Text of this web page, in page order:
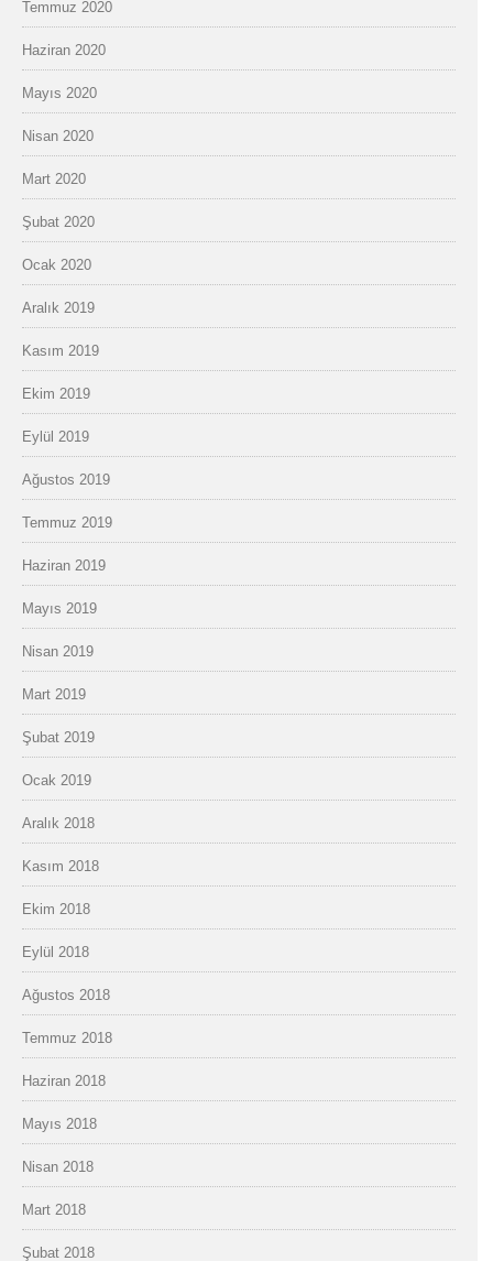
Temmuz 2020
Haziran 2020
Mayıs 2020
Nisan 2020
Mart 2020
Şubat 2020
Ocak 2020
Aralık 2019
Kasım 2019
Ekim 2019
Eylül 2019
Ağustos 2019
Temmuz 2019
Haziran 2019
Mayıs 2019
Nisan 2019
Mart 2019
Şubat 2019
Ocak 2019
Aralık 2018
Kasım 2018
Ekim 2018
Eylül 2018
Ağustos 2018
Temmuz 2018
Haziran 2018
Mayıs 2018
Nisan 2018
Mart 2018
Şubat 2018